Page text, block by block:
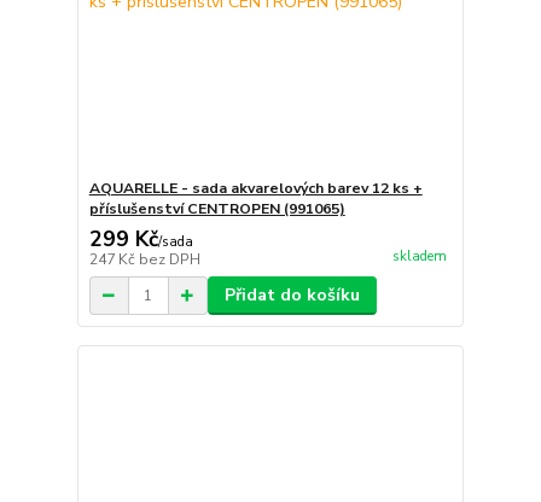
AQUARELLE - sada akvarelových barev 12 ks +
příslušenství CENTROPEN (991065)
299 Kč/sada
247 Kč bez DPH skladem
Přidat do košíku